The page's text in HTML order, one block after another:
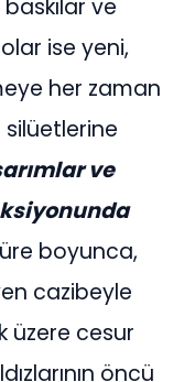
ve
ise yeni,
her zaman
silüetlerine
ve
boyunca,
cazibeyle
üzere cesur
öncü